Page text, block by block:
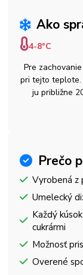
Ako
4-8°C
Pre
pri tejto teplote.
ju približne
Prečo
Vyrobená z
Umelecký
Každý
cukrármi
Možnosť
Overené